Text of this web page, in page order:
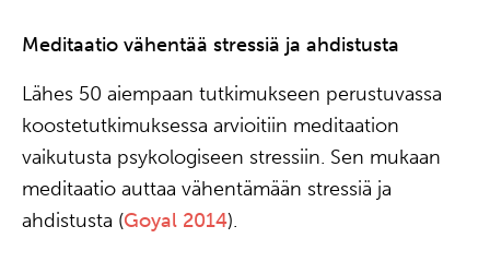
Meditaatio vähentää stressiä ja ahdistusta
Lähes 50 aiempaan tutkimukseen perustuvassa
koostetutkimuksessa arvioitiin meditaation
vaikutusta psykologiseen stressiin. Sen mukaan
meditaatio auttaa vähentämään stressiä ja
ahdistusta (Goyal 2014).